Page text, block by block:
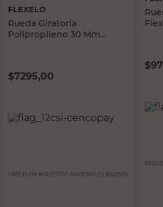
FLEXELO
Rueda Giratoria
Polipropileno 30 Mm
$7295,00
PRECIO SIN IMPUESTOS NACIONALES: $6028,93
$